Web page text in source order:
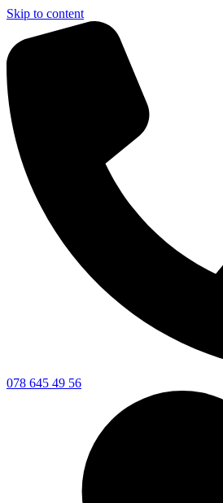
Skip to content
078 645 49 56